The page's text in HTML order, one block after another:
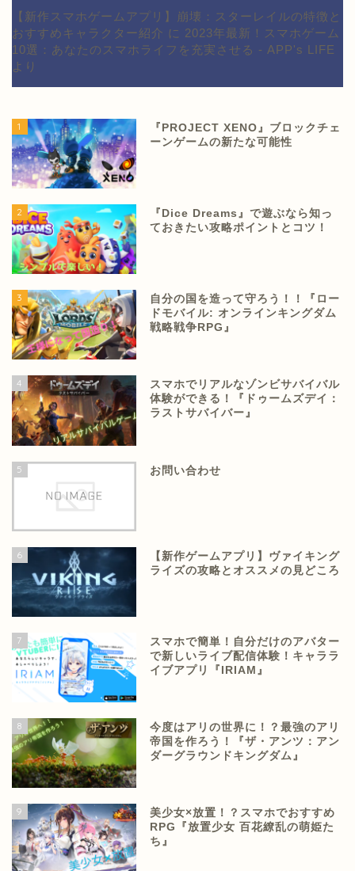
【新作スマホゲームアプリ】崩壊：スターレイルの特徴と
おすすめキャラクター紹介 に 2023年最新！スマホゲーム
10選：あなたのスマホライフを充実させる - APP's LIFE
より
1
『PROJECT XENO』ブロックチェ
ーンゲームの新たな可能性
2
『Dice Dreams』で遊ぶなら知っ
ておきたい攻略ポイントとコツ！
3
自分の国を造って守ろう！！『ロー
ドモバイル: オンラインキングダム
戦略戦争RPG』
4
スマホでリアルなゾンビサバイバル
体験ができる！『ドゥームズデイ：
ラストサバイバー』
5 お問い合わせ
6
【新作ゲームアプリ】ヴァイキング
ライズの攻略とオススメの見どころ
7
スマホで簡単！自分だけのアバター
で新しいライブ配信体験！キャララ
イブアプリ『IRIAM』
8
今度はアリの世界に！？最強のアリ
帝国を作ろう！『ザ・アンツ：アン
ダーグラウンドキングダム』
9
美少女×放置！？スマホでおすすめ
RPG『放置少女 百花繚乱の萌姫た
ち』